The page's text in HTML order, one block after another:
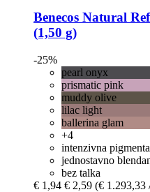
Benecos Natural
(1,50 g)
-25%
pearl onyx
prismatic pink
muddy olive
lilac light
ballerina glam
+4
intenzivna
jednostavno
bez talka
€ 1,94 € 2,59 (€ 1.293,33